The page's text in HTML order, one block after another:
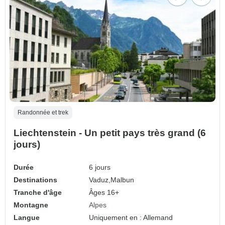
Randonnée et trek
Liechtenstein - Un petit pays très grand (6
jours)
Durée
6 jours
Destinations
Vaduz, Malbun
Tranche d'âge
Âges 16+
Montagne
Alpes
Langue
Uniquement en : Allemand